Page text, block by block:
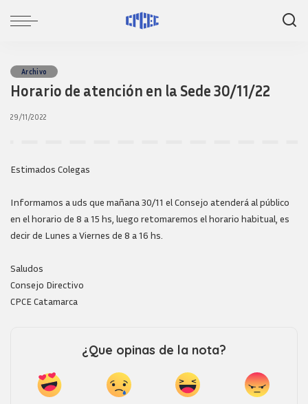
Archivo
Horario de atención en la Sede 30/11/22
29/11/2022
Estimados Colegas
Informamos a uds que mañana 30/11 el Consejo atenderá al público
en el horario de 8 a 15 hs, luego retomaremos el horario habitual, es
decir de Lunes a Viernes de 8 a 16 hs.
Saludos
Consejo Directivo
CPCE Catamarca
¿Que opinas de la nota?